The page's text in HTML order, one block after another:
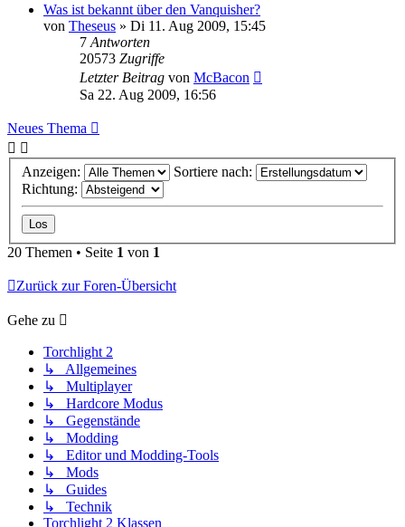
Was ist bekannt über den Vanquisher?
von Theseus » Di 11. Aug 2009, 15:45
7 Antworten
20573 Zugriffe
Letzter Beitrag von McBacon
Sa 22. Aug 2009, 16:56
Neues Thema
Anzeigen:
Sortiere nach:
Richtung:
20 Themen • Seite 1 von 1
Zurück zur Foren-Übersicht
Gehe zu
Torchlight 2
↳ Allgemeines
↳ Multiplayer
↳ Hardcore Modus
↳ Gegenstände
↳ Modding
↳ Editor und Modding-Tools
↳ Mods
↳ Guides
↳ Technik
Torchlight 2 Klassen